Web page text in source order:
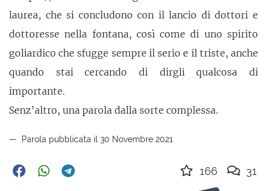
laurea, che si concludono con il lancio di dottori e
dottoresse nella fontana, così come di uno spirito
goliardico che sfugge sempre il serio e il triste, anche
quando stai cercando di dirgli qualcosa di
importante.
Senz’altro, una parola dalla sorte complessa.
Parola pubblicata il 30 Novembre 2021
166 31